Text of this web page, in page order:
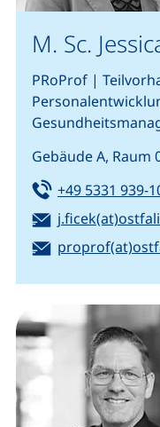
M. Sc.
PRoProf |
Gebäude A,
Tel:
+49 5331 939-
E-Mail:
E-Mail: